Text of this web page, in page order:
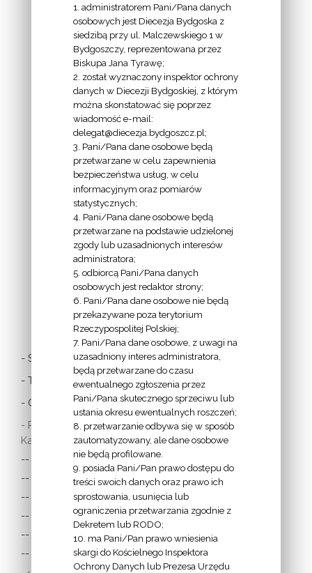
INFORMACJE
Z
EKAI.PL:
INFORMACJE
EPISKOPATU
POLSKI:
LINKI
- Stolica Apostolska
- Twitter Papieża
- Czytania z dnia
- Polska Misja
Katolicka:
-- w Austrii
-- w Anglii i Walii
-- w Irlandii
-- we Francji
-- w Niemczech
-- w Szkocji
1. administratorem Pani/Pana danych
osobowych jest Diecezja Bydgoska z
siedzibą przy ul. Malczewskiego 1 w
Bydgoszczy, reprezentowana przez
Biskupa Jana Tyrawę;
2. został wyznaczony inspektor ochrony
danych w Diecezji Bydgoskiej, z którym
można skonstatować się poprzez
wiadomość e-mail:
delegat@diecezja.bydgoszcz.pl;
3. Pani/Pana dane osobowe będą
przetwarzane w celu zapewnienia
bezpieczeństwa usług, w celu
informacyjnym oraz pomiarów
statystycznych;
4. Pani/Pana dane osobowe będą
przetwarzane na podstawie udzielonej
zgody lub uzasadnionych interesów
administratora;
5. odbiorcą Pani/Pana danych
osobowych jest redaktor strony;
6. Pani/Pana dane osobowe nie będą
przekazywane poza terytorium
Rzeczypospolitej Polskiej;
7. Pani/Pana dane osobowe, z uwagi na
uzasadniony interes administratora,
będą przetwarzane do czasu
ewentualnego zgłoszenia przez
Pani/Pana skutecznego sprzeciwu lub
ustania okresu ewentualnych roszczeń;
8. przetwarzanie odbywa się w sposób
zautomatyzowany, ale dane osobowe
nie będą profilowane.
9. posiada Pani/Pan prawo dostępu do
treści swoich danych oraz prawo ich
sprostowania, usunięcia lub
ograniczenia przetwarzania zgodnie z
Dekretem lub RODO;
10. ma Pani/Pan prawo wniesienia
skargi do Kościelnego Inspektora
Ochrony Danych lub Prezesa Urzędu